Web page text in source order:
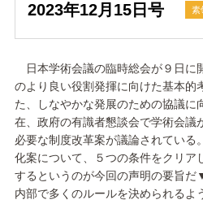
2023年12月15日号 素
日本学術会議の臨時総会が９日に
のより良い役割発揮に向けた基本的
た、しなやかな発展のための協議
在、政府の有識者懇談会で学術会議
必要な制度改革案が議論されている
化案について、５つの条件をクリア
するというのが今回の声明の要旨だ
内部で多くのルールを決められるよ